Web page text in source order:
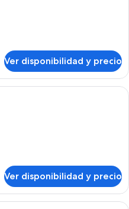
Ver disponibilidad y precio
Habitación de hotel con dos camas,
Ver disponibilidad y precio
Una habitación de hotel con cama,